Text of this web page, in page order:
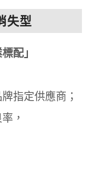
失型
配」
指定供應商；
，